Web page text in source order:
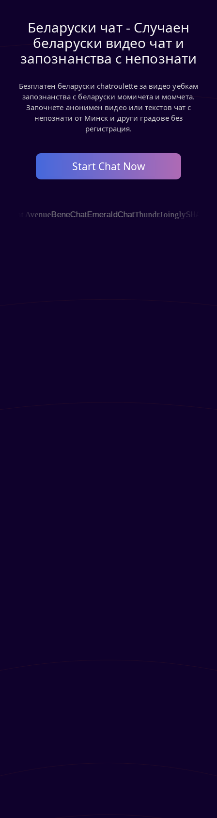
Беларуски чат - Случаен
беларуски видео чат и
запознанства с непознати
Безплатен беларуски chatroulette за видео уебкам
запознанства с беларуски момичета и момчета.
Започнете анонимен видео или текстов чат с
непознати от Минск и други градове без
регистрация.
Start Chat Now
AvenueBeneChatEmeraldChatThundrJoinglySHAGLE